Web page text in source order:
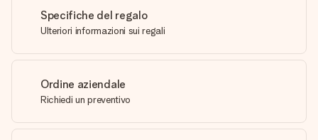
Specifiche del regalo
Ulteriori informazioni sui regali
Ordine aziendale
Richiedi un preventivo